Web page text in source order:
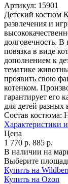
Артикул: 15901
Детский костюм
развлечения и
долговечность. В
повязка в виде
дополнением к
тематике
проявить свою
котенком.
гарантирует его
для детей разных
Состав костюма:
Характеристики
Цена
1 770 р. 885 р.
В наличии на
Выберите
Купить на
Купить на Ozon